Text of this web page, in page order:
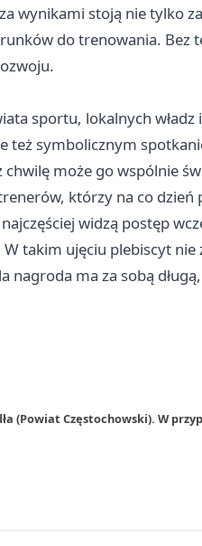
wynikami stoją nie tylko
do trenowania. Bez
sportu, lokalnych władz
też symbolicznym
może go wspólnie
którzy na co dzień
widzą postęp
takim ujęciu plebiscyt nie
ma za sobą
(Powiat Częstochowski). W